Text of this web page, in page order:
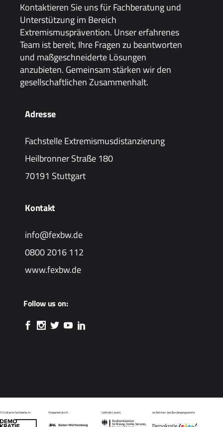
Kontaktieren Sie uns für Fachberatung und
Unterstützung im Bereich
Extremismusprävention. Unser erfahrenes
Team ist bereit, Ihre Fragen zu beantworten
und maßgeschneiderte Lösungen
anzubieten. Gemeinsam stärken wir den
gesellschaftlichen Zusammenhalt.
Adresse
Fachstelle Extremismusdistanzierung
Heilbronner Straße 180
70191 Stuttgart
Kontakt
info@fexbw.de
0800 2016 112
www.fexbw.de
Follow us on: